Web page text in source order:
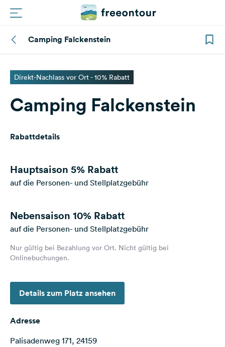
Routen
Plätze
Einloggen
Fragen &
Feedback
Sprache:
Deutsch
Folge
uns
Social
Camping Falckenstein
Direkt-Nachlass vor Ort - 10% Rabatt
Camping Falckenstein
Rabattdetails
Hauptsaison 5% Rabatt
auf die Personen- und Stellplatzgebühr
Nebensaison 10% Rabatt
auf die Personen- und Stellplatzgebühr
Nur gültig bei Bezahlung vor Ort. Nicht gültig bei
Onlinebuchungen.
Details zum Platz ansehen
Adresse
Palisadenweg 171, 24159